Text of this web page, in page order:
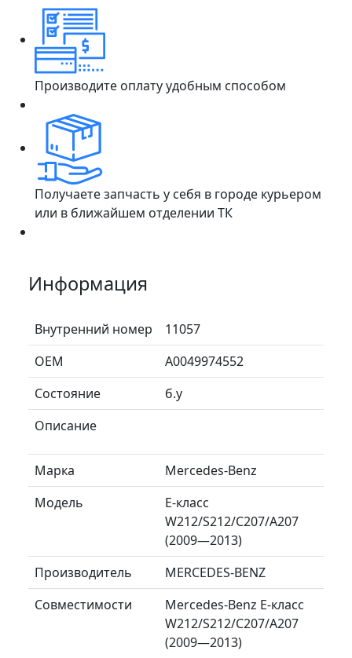
Производите оплату удобным способом
Получаете запчасть у себя в городе курьером
или в ближайшем отделении ТК
Информация
Внутренний номер
11057
ОЕМ
A0049974552
Состояние
б.у
Описание
Марка
Mercedes-Benz
Модель
E-класс
W212/S212/C207/A207
(2009—2013)
Производитель
MERCEDES-BENZ
Совместимости
Mercedes-Benz E-класс
W212/S212/C207/A207
(2009—2013)